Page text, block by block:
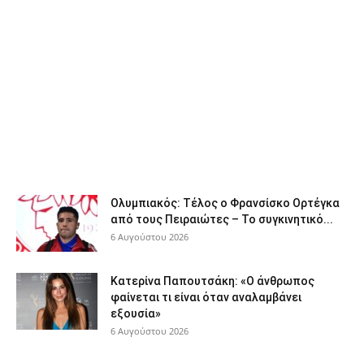
Ολυμπιακός: Τέλος ο Φρανσίσκο Ορτέγκα
από τους Πειραιώτες – Το συγκινητικό...
6 Αυγούστου 2026
Κατερίνα Παπουτσάκη: «Ο άνθρωπος
φαίνεται τι είναι όταν αναλαμβάνει
εξουσία»
6 Αυγούστου 2026